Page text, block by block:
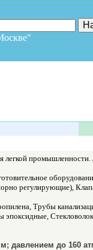
Москве"
легкой промышленности.
регулирующие),
Трубы
давлением до 160